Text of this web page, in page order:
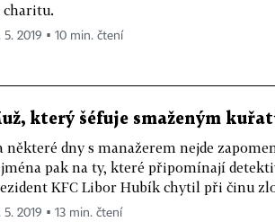
charitu.
5. 2019 ▪ 10 min. čtení
který šéfuje smaženým
některé dny s manažerem nejde
pak na ty, které připomínají
KFC Libor Hubík chytil při činu
5. 2019 ▪ 13 min. čtení